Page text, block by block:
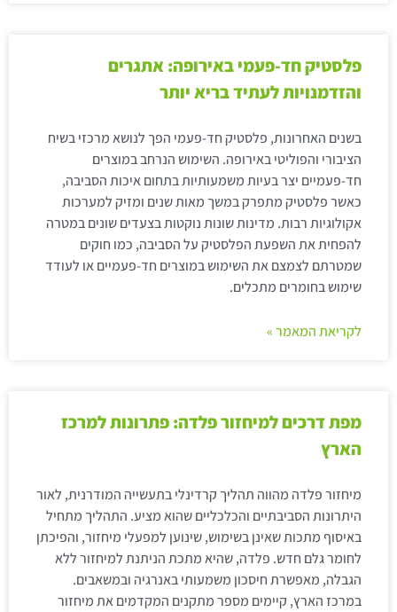
פלסטיק חד-פעמי באירופה: אתגרים
והזדמנויות לעתיד בריא יותר
בשנים האחרונות, פלסטיק חד-פעמי הפך לנושא מרכזי בשיח
הציבורי והפוליטי באירופה. השימוש הנרחב במוצרים
חד-פעמיים יצר בעיות משמעותיות בתחום איכות הסביבה,
כאשר פלסטיק מתפרק במשך מאות שנים ומזיק למערכות
אקולוגיות רבות. מדינות שונות נוקטות בצעדים שונים במטרה
להפחית את השפעת הפלסטיק על הסביבה, כמו חוקים
שמטרתם לצמצם את השימוש במוצרים חד-פעמיים או לעודד
שימוש בחומרים מתכלים.
לקריאת המאמר »
מפת דרכים למיחזור פלדה: פתרונות למרכז
הארץ
מיחזור פלדה מהווה תהליך קרדינלי בתעשייה המודרנית, לאור
היתרונות הסביבתיים והכלכליים שהוא מציע. התהליך מתחיל
באיסוף מתכות שאינן בשימוש, שינוען למפעלי מיחזור, והפיכתן
לחומר גלם חדש. פלדה, שהיא מתכת הניתנת למיחזור ללא
הגבלה, מאפשרת חיסכון משמעותי באנרגיה ובמשאבים.
במרכז הארץ, קיימים מספר מתקנים המקדמים את מיחזור